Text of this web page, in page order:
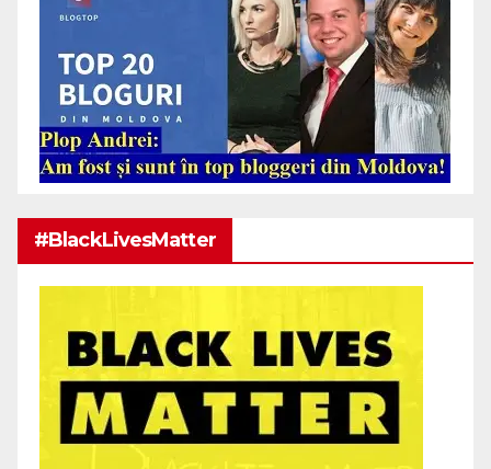
#BlackLivesMatter